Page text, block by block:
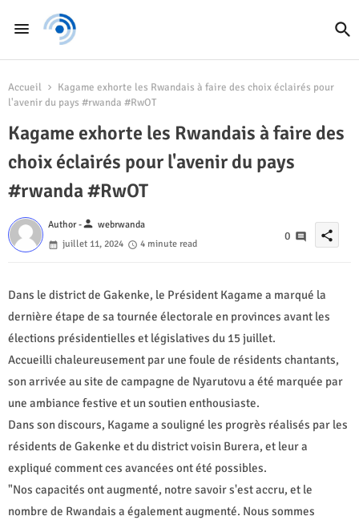
Accueil
Kagame exhorte les Rwandais à faire des choix éclairés pour
l'avenir du pays #rwanda #RwOT
Kagame exhorte les Rwandais à faire des
choix éclairés pour l'avenir du pays
#rwanda #RwOT
Author -person webrwanda
juillet 11, 2024
4 minute read
0 share
Dans le district de Gakenke, le Président Kagame a marqué la
dernière étape de sa tournée électorale en provinces avant les
élections présidentielles et législatives du 15 juillet.
Accueilli chaleureusement par une foule de résidents chantants,
son arrivée au site de campagne de Nyarutovu a été marquée par
une ambiance festive et un soutien enthousiaste.
Dans son discours, Kagame a souligné les progrès réalisés par les
résidents de Gakenke et du district voisin Burera, et leur a
expliqué comment ces avancées ont été possibles.
"Nos capacités ont augmenté, notre savoir s'est accru, et le
nombre de Rwandais a également augmenté. Nous sommes